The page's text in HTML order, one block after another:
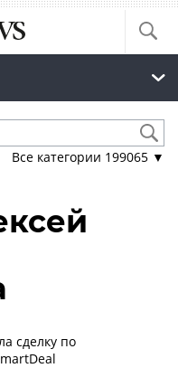
Все категории 199065 ▼
сделку по